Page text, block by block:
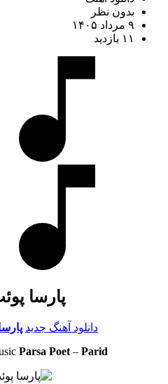
بدون نظر
۹ مرداد ۱۴۰۵
۱۱ بازدید
پارسا
دانلود آهنگ جدید
Parsa Poet – Parid